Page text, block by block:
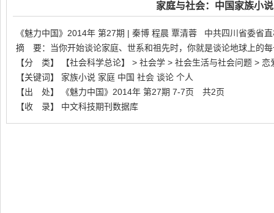
《东方养生》 《今日财富》 《今日健康》 《商
家庭与社会：中国家族小
《魅力中国》2014年 第27期 | 秦博 程晨 覃清蓉 中共四川省委省
摘 要：当你开始谈论家庭、世系和祖先时，你就是谈论地球上的
【分 类】 【社会科学总论】 > 社会学 > 社会生活与社会问题 > 恋
【关键词】 家族小说 家庭 中国 社会 谈论 个人
【出 处】 《魅力中国》2014年 第27期 7-7页 共2页
【收 录】 中文科技期刊数据库